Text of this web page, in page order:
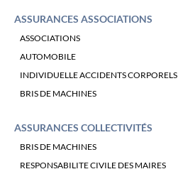
ASSURANCES ASSOCIATIONS
ASSOCIATIONS
AUTOMOBILE
INDIVIDUELLE ACCIDENTS CORPORELS
BRIS DE MACHINES
ASSURANCES COLLECTIVITÉS
BRIS DE MACHINES
RESPONSABILITE CIVILE DES MAIRES